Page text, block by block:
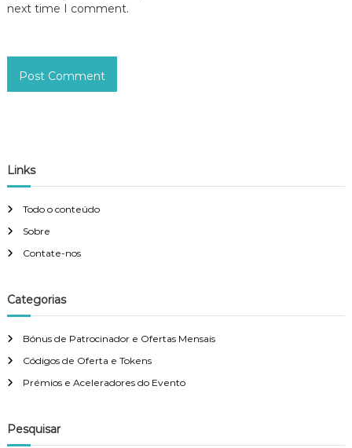
next time I comment.
Links
Todo o conteúdo
Sobre
Contate-nos
Categorias
Bónus de Patrocinador e Ofertas Mensais
Códigos de Oferta e Tokens
Prémios e Aceleradores do Evento
Pesquisar